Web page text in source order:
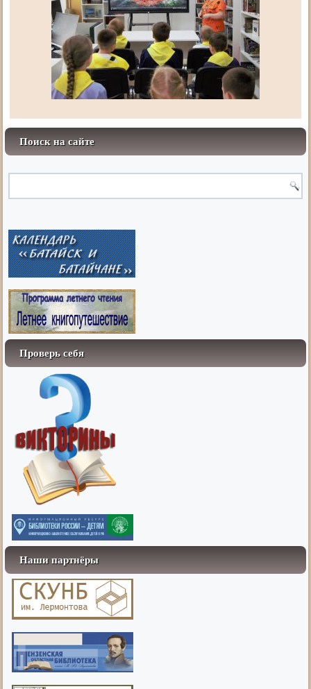
Поиск на сайте
Проверь себя
Наши партнёры